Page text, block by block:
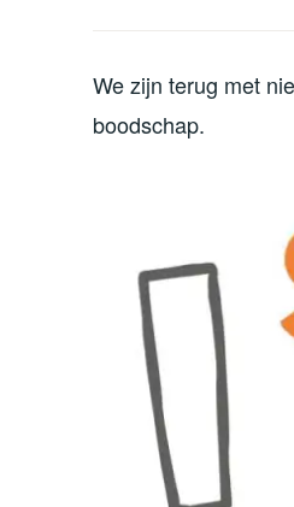
We zijn terug met
boodschap.